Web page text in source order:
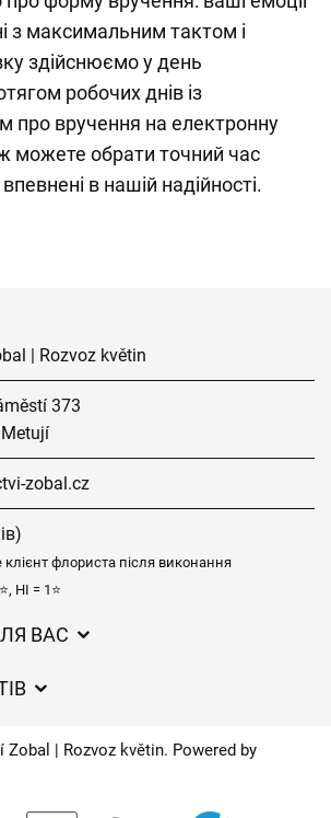
з максимальним тактом і
здійснюємо у день
робочих днів із
про вручення на електронну
можете обрати точний час
в нашій надійності.
| Rozvoz květin
373
zobal.cz
флориста після виконання
НІ = 1⭐
ВАС
даних
– огляд можливостей
квіти
| Rozvoz květin. Powered by